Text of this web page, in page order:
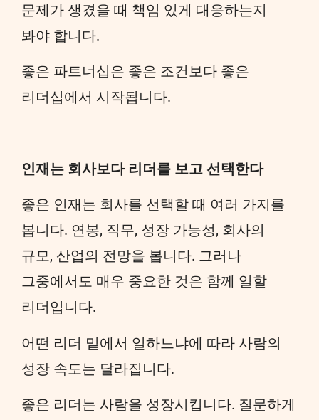
문제가 생겼을 때 책임 있게 대응하는지
봐야 합니다.
좋은 파트너십은 좋은 조건보다 좋은
리더십에서 시작됩니다.
인재는 회사보다 리더를 보고 선택한다
좋은 인재는 회사를 선택할 때 여러 가지를
봅니다. 연봉, 직무, 성장 가능성, 회사의
규모, 산업의 전망을 봅니다. 그러나
그중에서도 매우 중요한 것은 함께 일할
리더입니다.
어떤 리더 밑에서 일하느냐에 따라 사람의
성장 속도는 달라집니다.
좋은 리더는 사람을 성장시킵니다. 질문하게